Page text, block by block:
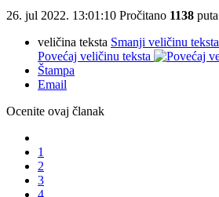
26. jul 2022. 13:01:10 Pročitano 1138 puta
veličina teksta Smanji veličinu teksta
Povećaj veličinu teksta
Štampa
Email
Ocenite ovaj članak
1
2
3